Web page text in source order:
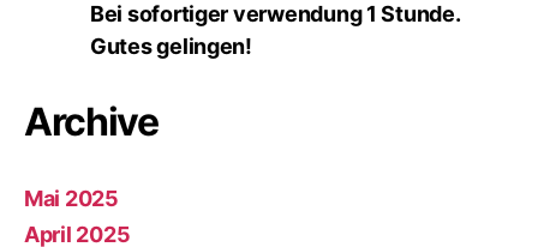
Bei sofortiger verwendung 1 Stunde.
Gutes gelingen!
Archive
Mai 2025
April 2025